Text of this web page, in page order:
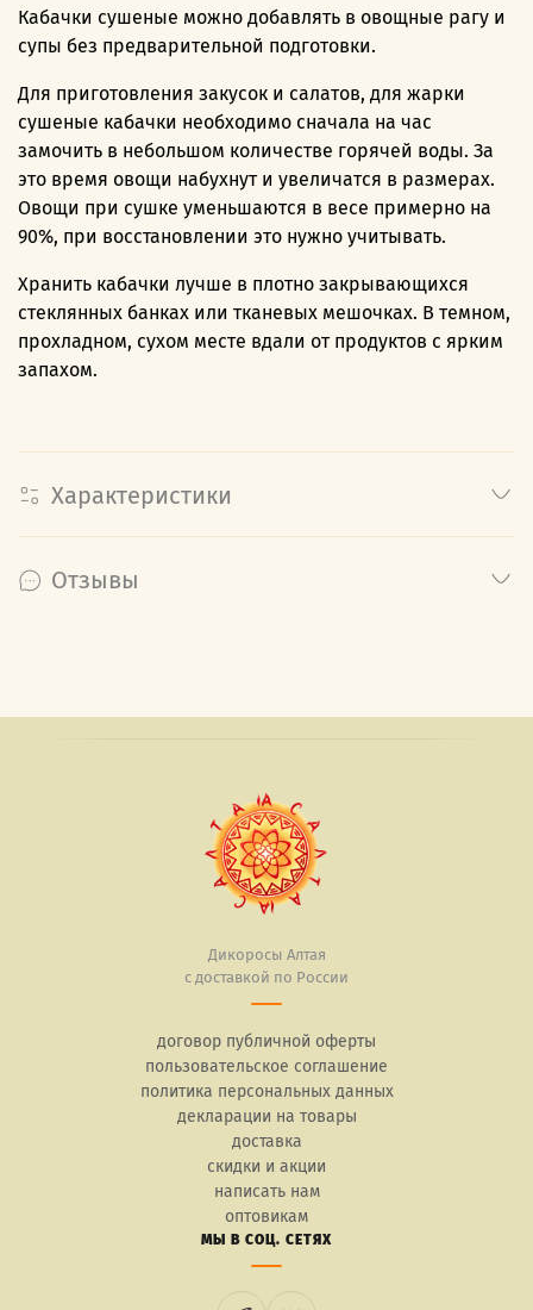
Кабачки сушеные можно добавлять в овощные рагу и
супы без предварительной подготовки.
Для приготовления закусок и салатов, для жарки
сушеные кабачки необходимо сначала на час
замочить в небольшом количестве горячей воды. За
это время овощи набухнут и увеличатся в размерах.
Овощи при сушке уменьшаются в весе примерно на
90%, при восстановлении это нужно учитывать.
Хранить кабачки лучше в плотно закрывающихся
стеклянных банках или тканевых мешочках. В темном,
прохладном, сухом месте вдали от продуктов с ярким
запахом.
Характеристики
Отзывы
Дикоросы Алтая
с доставкой по России
договор публичной оферты
пользовательское соглашение
политика персональных данных
декларации на товары
доставка
скидки и акции
написать нам
оптовикам
МЫ В СОЦ. СЕТЯХ